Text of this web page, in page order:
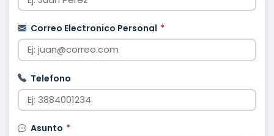
Correo Electronico Personal *
Telefono
Asunto *